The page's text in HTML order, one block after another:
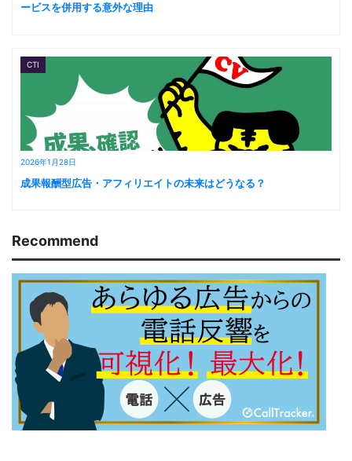
ービスを併用する意外な理由
2026年1月28日
CTI
成果報酬型広告・アフィリエイトの未来はどうなる？
Recommend